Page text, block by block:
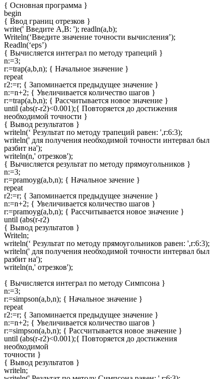
{ Основная программа }
begin
{ Ввод границ отрезков }
write(' Введите A,B: '); readln(a,b);
Writeln(‘Введите значение точности вычисления’);
Readln(‘eps’)
{ Вычисляется интеграл по методу трапеций }
n:=3;
r:=trap(a,b,n); { Начальное значение }
repeat
r2:=r; { Запоминается предыдущее значение }
n:=n+2; { Увеличивается количество шагов }
r:=trap(a,b,n); { Рассчитывается новое значение }
until (abs(r-r2)<0.001);{ Повторяется до достижения
необходимой точности }
{ Вывод результатов }
writeln(‘ Результат по методу трапеций равен: ',r:6:3);
writeln(' для получения необходимой точности интервал был
разбит на');
writeln(n,' отрезков');
{ Вычисляется результат по методу прямоугольников }
n:=3;
r:=pramoyg(a,b,n); { Начальное зачение }
repeat
r2:=r; { Запоминается предыдущее значение }
n:=n+2; { Увеличивается количество шагов }
r:=pramoyg(a,b,n); { Рассчитывается новое значение }
until (abs(r-r2)
{ Вывод результатов }
Writeln;
writeln(‘ Результат по методу прямоугольников равен: ',r:6:3);
writeln(' для получения необходимой точности интервал был
разбит на');
writeln(n,' отрезков');
{ Вычисляется интеграл по методу Симпсона }
n:=3;
r:=simpson(a,b,n); { Начальное значение }
repeat
r2:=r; { Запоминается предыдущее значение }
n:=n+2; { Увеличивается количество шагов }
r:=simpson(a,b,n); { Рассчитывается новое значение }
until (abs(r-r2)<0.001);{ Повторяется до достижения
необходимой
точности }
{ Вывод результатов }
writeln;